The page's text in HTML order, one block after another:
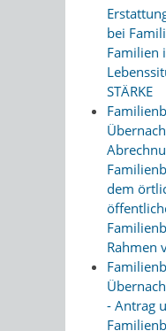
bei
Familien
STÄRKE
dem
Rahmen
- Antrag